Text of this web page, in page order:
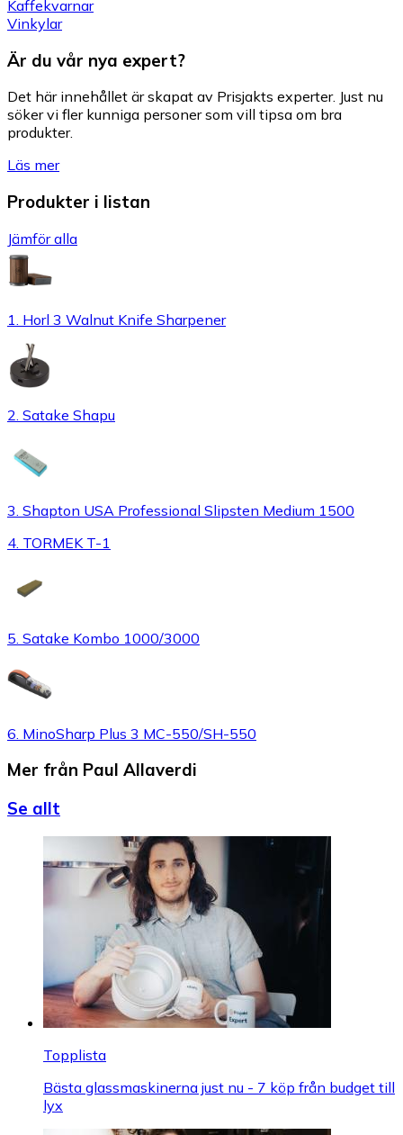
Kaffekvarnar
Vinkylar
Är du vår nya expert?
Det här innehållet är skapat av Prisjakts experter. Just nu
söker vi fler kunniga personer som vill tipsa om bra
produkter.
Läs mer
Produkter i listan
Jämför alla
1. Horl 3 Walnut Knife Sharpener
2. Satake Shapu
3. Shapton USA Professional Slipsten Medium 1500
4. TORMEK T-1
5. Satake Kombo 1000/3000
6. MinoSharp Plus 3 MC-550/SH-550
Mer från Paul Allaverdi
Se allt
Topplista
Bästa glassmaskinerna just nu - 7 köp från budget till
lyx